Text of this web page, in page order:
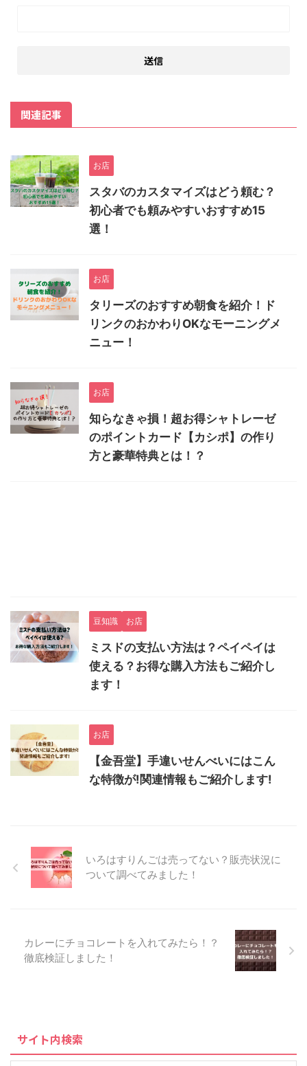
関連記事
お店
スタバのカスタマイズはどう頼む？
初心者でも頼みやすいおすすめ15
選！
お店
タリーズのおすすめ朝食を紹介！ド
リンクのおかわりOKなモーニングメ
ニュー！
お店
知らなきゃ損！超お得シャトレーゼ
のポイントカード【カシポ】の作り
方と豪華特典とは！？
豆知識 お店
ミスドの支払い方法は？ペイペイは
使える？お得な購入方法もご紹介し
ます！
お店
【金吾堂】手違いせんべいにはこん
な特徴が!関連情報もご紹介します!
いろはすりんごは売ってない？販売状況に
ついて調べてみました！
カレーにチョコレートを入れてみたら！？
徹底検証しました！
サイト内検索